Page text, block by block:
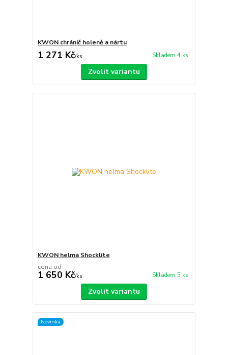
KWON chránič holeně a nártu
1 271 Kč/ks Skladem 4 ks
Zvolit variantu
KWON helma Shocklite
cena od
1 650 Kč/ks Skladem 5 ks
Zvolit variantu
Novinka